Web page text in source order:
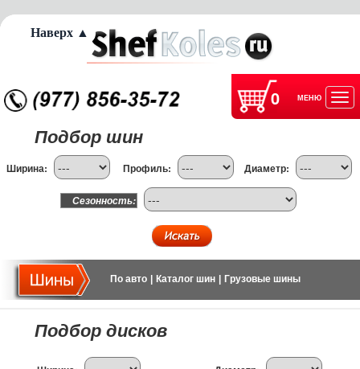
0 МЕНЮ
Подбор шин
Ширина: Профиль: Диаметр:
Сезонность:
По авто Каталог шин Грузовые шины
Подбор дисков
Наверх ▲